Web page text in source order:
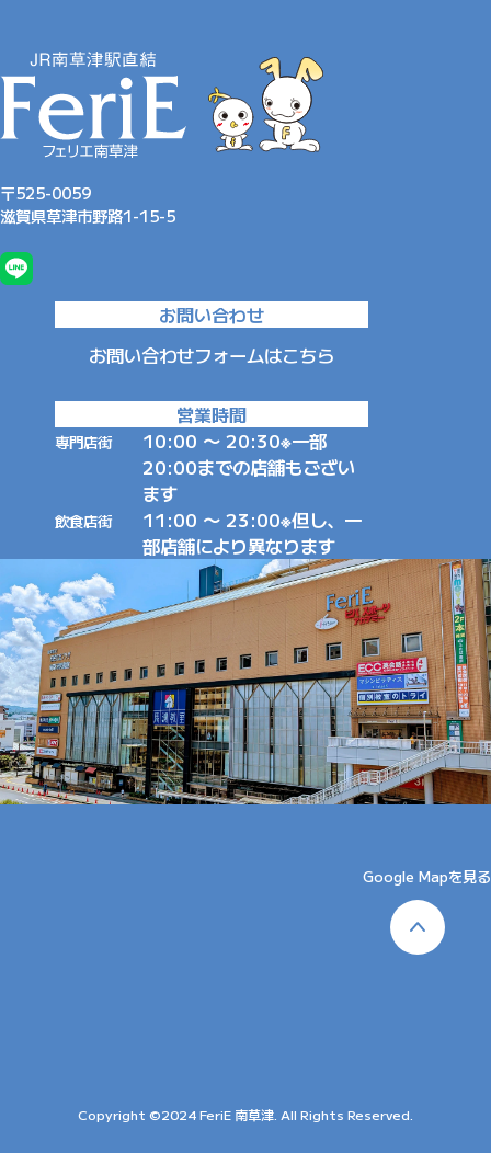
〒525-0059
滋賀県草津市野路1-15-5
お問い合わせ
お問い合わせフォームはこちら
営業時間
専門店街 10:00 〜 20:30※一部
20:00までの店舗もござい
ます
飲食店街 11:00 〜 23:00※但し、一
部店舗により異なります
Google Mapを見る
Copyright ©2024 FeriE 南草津. All Rights Reserved.